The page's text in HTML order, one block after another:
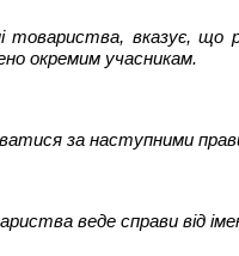
товариства, вказує,
окремим учасникам.
за наступними
веде справи від